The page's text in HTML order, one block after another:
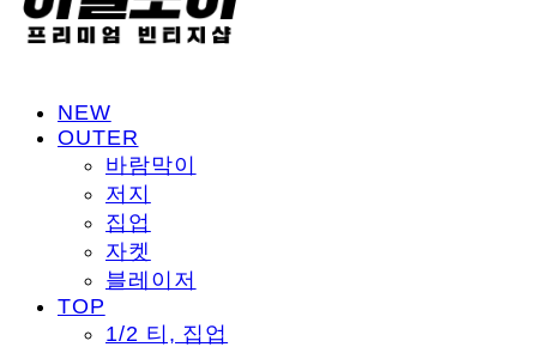
NEW
OUTER
바람막이
저지
집업
자켓
블레이저
TOP
1/2 티, 집업